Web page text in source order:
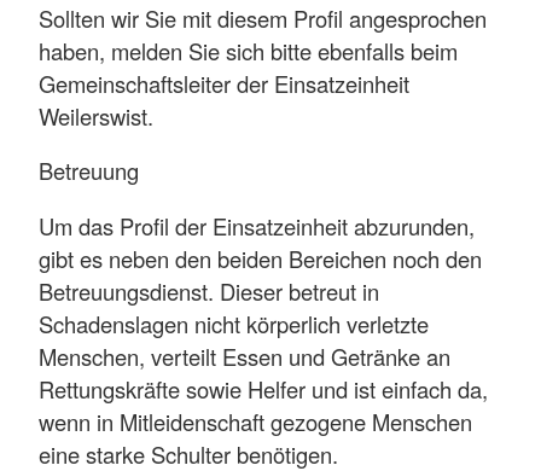
Sollten wir Sie mit diesem Profil angesprochen
haben, melden Sie sich bitte ebenfalls beim
Gemeinschaftsleiter der Einsatzeinheit
Weilerswist.
Betreuung
Um das Profil der Einsatzeinheit abzurunden,
gibt es neben den beiden Bereichen noch den
Betreuungsdienst. Dieser betreut in
Schadenslagen nicht körperlich verletzte
Menschen, verteilt Essen und Getränke an
Rettungskräfte sowie Helfer und ist einfach da,
wenn in Mitleidenschaft gezogene Menschen
eine starke Schulter benötigen.